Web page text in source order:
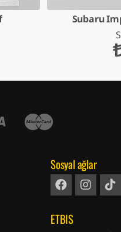
Subaru
Sosyal ağlar
ETBIS